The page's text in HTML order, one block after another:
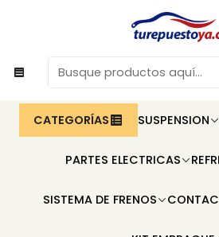
CATEGORÍAS SUSPENSION
PARTES ELECTRICAS
SISTEMA DE FRENOS